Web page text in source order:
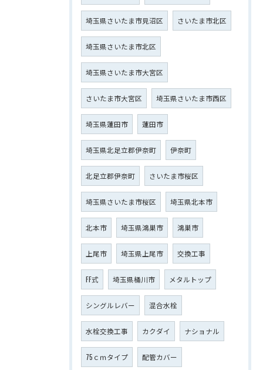
埼玉県さいたま市見沼区 さいたま市北区
埼玉県さいたま市北区
埼玉県さいたま市大宮区
さいたま市大宮区 埼玉県さいたま市西区
埼玉県蓮田市 蓮田市
埼玉県北足立郡伊奈町 伊奈町
北足立郡伊奈町 さいたま市桜区
埼玉県さいたま市桜区 埼玉県北本市
北本市 埼玉県鴻巣市 鴻巣市
上尾市 埼玉県上尾市 交換工事
FF式 埼玉県桶川市 メタルトップ
シングルレバー 混合水栓
水栓交換工事 カクダイ ナショナル
75ｃｍタイプ 配管カバー